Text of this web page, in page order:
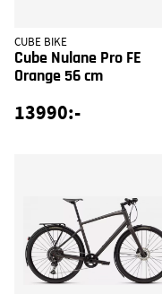
CUBE BIKE
Cube Nulane Pro FE
Orange 56 cm
13990:-